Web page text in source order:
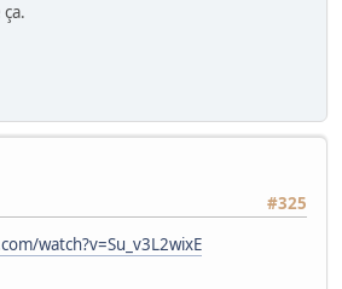
#325
watch?v=Su_v3L2wixE